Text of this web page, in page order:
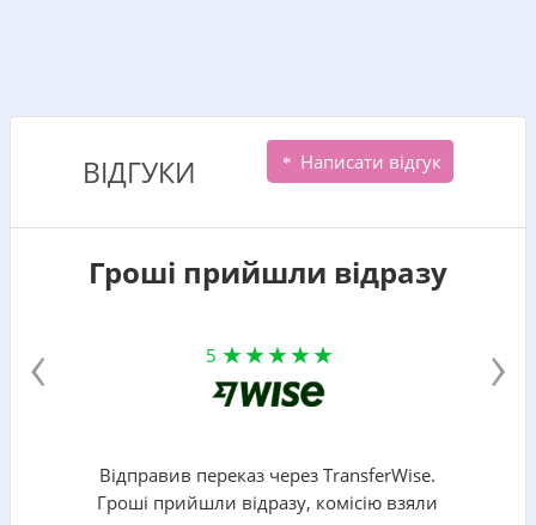
ВІДГУКИ Написати відгук
Гроші прийшли відразу
5
Відправив переказ через TransferWise.
Гроші прийшли відразу, комісію взяли
‹ ›